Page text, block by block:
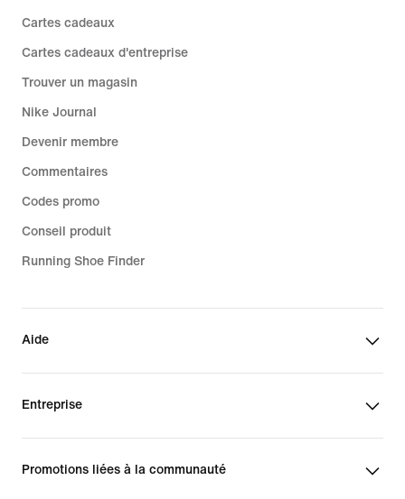
Cartes cadeaux
Cartes cadeaux d'entreprise
Trouver un magasin
Nike Journal
Devenir membre
Commentaires
Codes promo
Conseil produit
Running Shoe Finder
Aide
Entreprise
Promotions liées à la communauté